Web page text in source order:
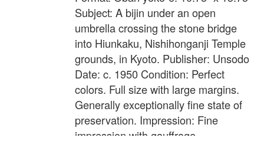
Subject: A bijin under an open
umbrella crossing the stone bridge
into Hiunkaku, Nishihonganji Temple
grounds, in Kyoto. Publisher: Unsodo
Date: c. 1950 Condition: Perfect
colors. Full size with large margins.
Generally exceptionally fine state of
preservation. Impression: Fine
impression with gauffrage.